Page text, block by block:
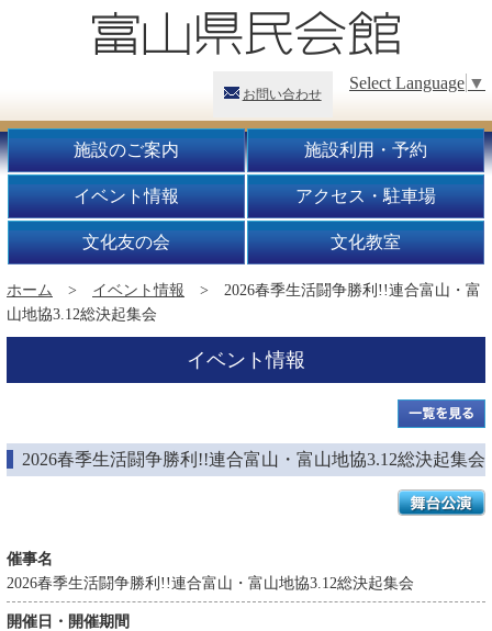
Select Language ▼
お問い合わせ
施設のご案内 施設利用・予約
イベント情報 アクセス・駐車場
文化友の会 文化教室
ホーム > イベント情報 > 2026春季生活闘争勝利!!連合富山・富
山地協3.12総決起集会
イベント情報
2026春季生活闘争勝利!!連合富山・富山地協3.12総決起集会
催事名
2026春季生活闘争勝利!!連合富山・富山地協3.12総決起集会
開催日・開催期間